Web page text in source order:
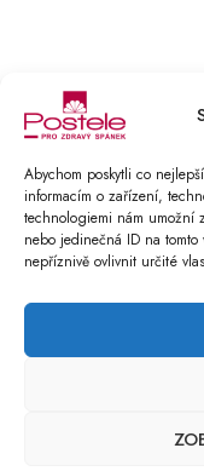
Abychom poskytli co
informacím o zařízení,
technologiemi nám umožní
nebo jedinečná ID na
nepříznivě ovlivnit určité
E-